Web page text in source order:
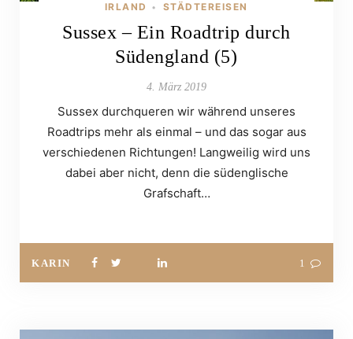
RLAND
• STÄDTEREISEN
Sussex – Ein Roadtrip durch
Südengland (5)
4. März 2019
Sussex durchqueren wir während unseres
Roadtrips mehr als einmal – und das sogar aus
verschiedenen Richtungen! Langweilig wird uns
dabei aber nicht, denn die südenglische
Grafschaft…
KARIN 1